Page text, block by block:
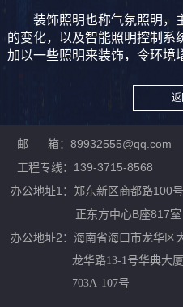
装饰照明也称气氛照明，
的变化，以及智能照明控制系
加以一些照明来装饰，令环境
返
邮 箱：89932555@qq.com
工程专线：139-3715-8568
办公地址1：郑东新区商都路100
正东方中心B座817室
办公地址2：
海南省海口市龙华区
龙华路13-1号华典大厦
703A-107号